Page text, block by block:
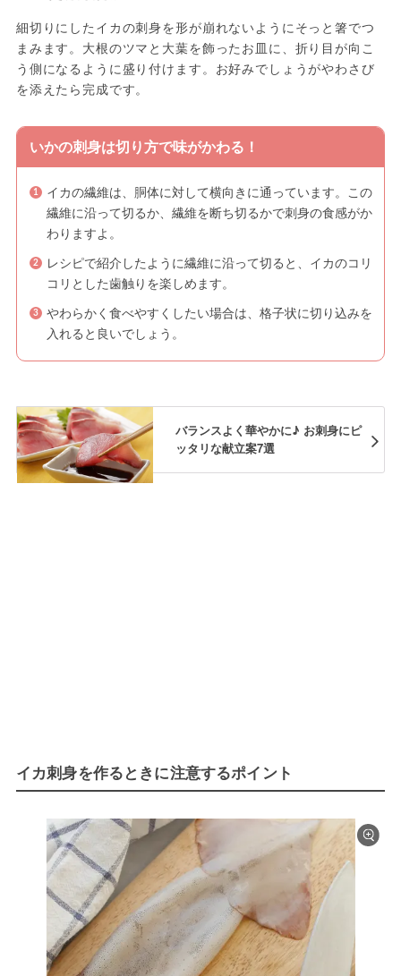
細切りにしたイカの刺身を形が崩れないようにそっと箸でつ
まみます。大根のツマと大葉を飾ったお皿に、折り目が向こ
う側になるように盛り付けます。お好みでしょうがやわさび
を添えたら完成です。
いかの刺身は切り方で味がかわる！
イカの繊維は、胴体に対して横向きに通っています。この
繊維に沿って切るか、繊維を断ち切るかで刺身の食感がか
わりますよ。
レシピで紹介したように繊維に沿って切ると、イカのコリ
コリとした歯触りを楽しめます。
やわらかく食べやすくしたい場合は、格子状に切り込みを
入れると良いでしょう。
バランスよく華やかに♪ お刺身にピ
ッタリな献立案7選
イカ刺身を作るときに注意するポイント